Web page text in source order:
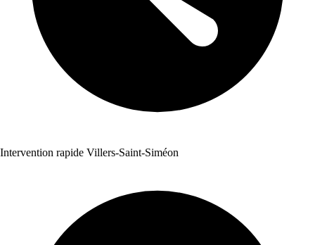
Intervention rapide Villers-Saint-Siméon